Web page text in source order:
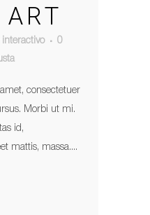
ART
interactivo
0
consectetuer
Morbi ut mi.
id,
mattis, massa....